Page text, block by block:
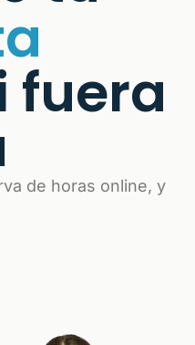
fuera
de horas online, y